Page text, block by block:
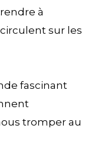
à
sur les
fascinant
tromper au